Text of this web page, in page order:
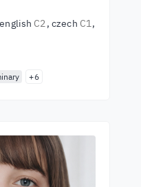
english C2 czech C1
+6